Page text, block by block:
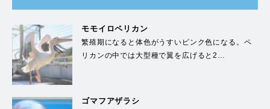
モモイロペリカン
繁殖期になると体色がうすいピンク色になる。ペ
リカンの中では大型種で翼を広げると2…
ゴマフアザラシ